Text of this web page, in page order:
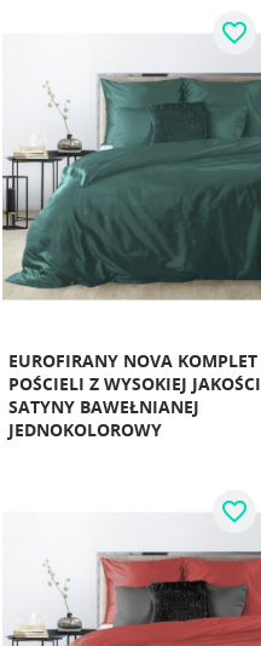
EUROFIRANY NOVA KOMPLET
POŚCIELI Z WYSOKIEJ JAKOŚCI
SATYNY BAWEŁNIANEJ
JEDNOKOLOROWY
favorite_border
favorite_border